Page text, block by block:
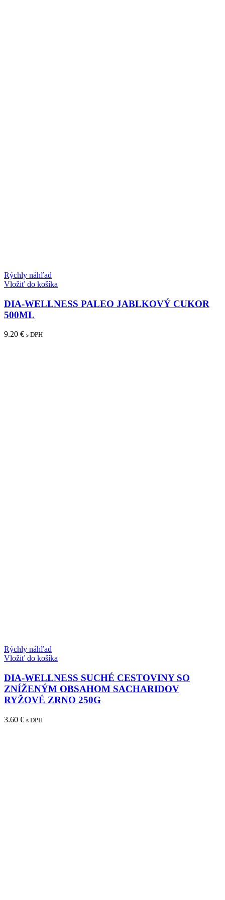
Rýchly náhľad
Vložiť do košíka
DIA-WELLNESS PALEO JABLKOVÝ CUKOR
500ML
9.20 € s DPH
Rýchly náhľad
Vložiť do košíka
DIA-WELLNESS SUCHÉ CESTOVINY SO
ZNÍŽENÝM OBSAHOM SACHARIDOV
RYŽOVÉ ZRNO 250G
3.60 € s DPH